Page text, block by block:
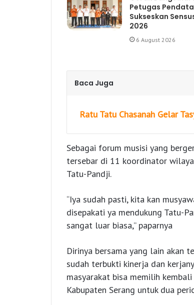
Petugas
Sukseskan
2026
6 August 2026
Baca Juga
Ratu Tatu Chasanah Gelar
Sebagai forum musisi yang
tersebar di 11 koordinator
Tatu-Pandji.
“Iya sudah pasti, kita kan
disepakati ya mendukung Tatu-
sangat luar biasa,” paparnya
Dirinya bersama yang lain akan
sudah terbukti kinerja dan
masyarakat bisa memilih
Kabupaten Serang untuk dua